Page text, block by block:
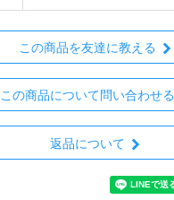
この商品を友達に教える
この商品について問い合わせる
返品について